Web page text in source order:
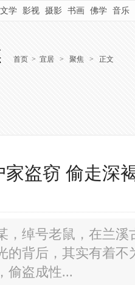
文学 影视 摄影 书画 佛学 音乐
首页 > 宜居 > 聚焦 > 正文
盗窃 偷走深
，绰号老鼠，在兰溪
的背后，其实有着不
偷盗成性...